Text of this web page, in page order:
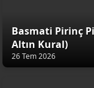
Basmati Pirinç
Altın Kural)
26 Tem 2026